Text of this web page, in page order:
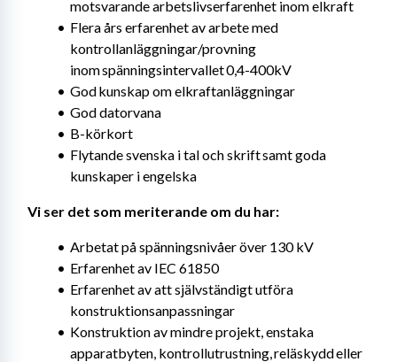
motsvarande arbetslivserfarenhet inom elkraft
Flera års erfarenhet av arbete med
kontrollanläggningar/provning
inom spänningsintervallet 0,4-400kV
God kunskap om elkraftanläggningar
God datorvana
B-körkort
Flytande svenska i tal och skrift samt goda
kunskaper i engelska
Vi ser det som meriterande om du har:
Arbetat på spänningsnivåer över 130 kV
Erfarenhet av IEC 61850
Erfarenhet av att självständigt utföra
konstruktionsanpassningar
Konstruktion av mindre projekt, enstaka
apparatbyten, kontrollutrustning, reläskydd eller